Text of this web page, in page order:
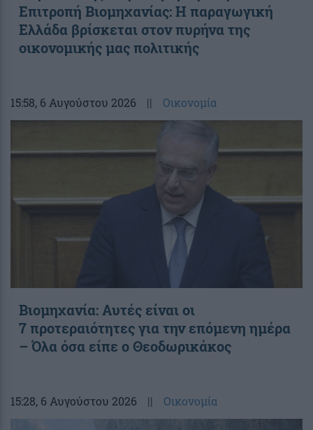
Επιτροπή Βιομηχανίας: Η παραγωγική
Ελλάδα βρίσκεται στον πυρήνα της
οικονομικής μας πολιτικής
15:58, 6 Αυγούστου 2026 || Οικονομία
Βιομηχανία: Αυτές είναι οι
7 προτεραιότητες για την επόμενη ημέρα
– Όλα όσα είπε ο Θεοδωρικάκος
15:28, 6 Αυγούστου 2026 || Οικονομία